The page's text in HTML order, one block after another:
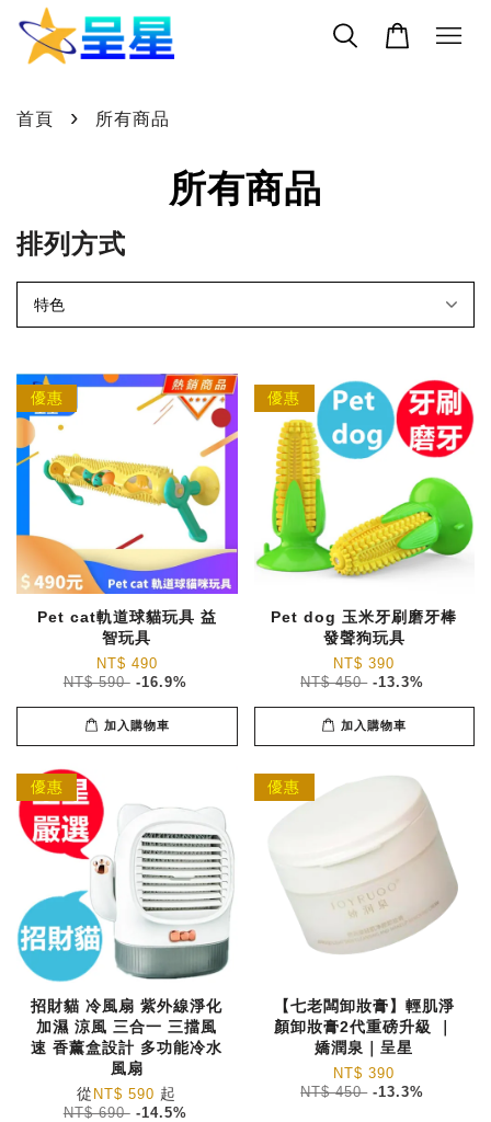
首頁 › 所有商品
所有商品
排列方式
優惠
Pet cat軌道球貓玩具 益
智玩具
NT$ 490
NT$ 590 -16.9%
加入購物車
優惠
Pet dog 玉米牙刷磨牙棒
發聲狗玩具
NT$ 390
NT$ 450 -13.3%
加入購物車
優惠
招財貓 冷風扇 紫外線淨化
加濕 涼風 三合一 三擋風
速 香薰盒設計 多功能冷水
風扇
從 NT$ 590 起
NT$ 690 -14.5%
優惠
【七老闆卸妝膏】輕肌淨
顏卸妝膏2代重磅升級 ｜
嬌潤泉｜呈星
NT$ 390
NT$ 450 -13.3%